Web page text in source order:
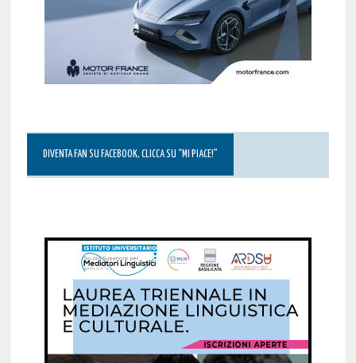
DIVENTA FAN SU FACEBOOK, CLICCA SU “MI PIACE!”